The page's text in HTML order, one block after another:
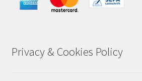
Privacy & Cookies Policy